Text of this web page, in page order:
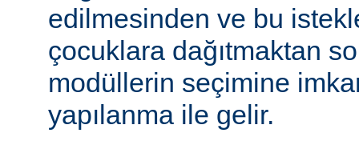
edilmesinden ve bu
çocuklara dağıtmaktan
modüllerin seçimine
yapılanma ile gelir.